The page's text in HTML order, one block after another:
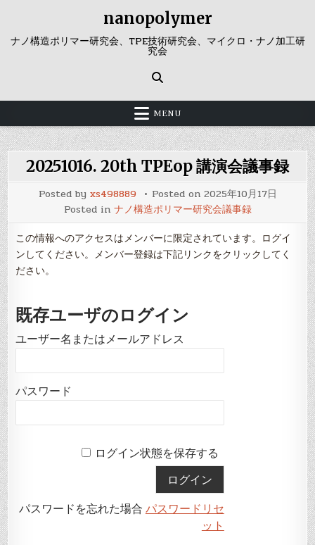
content
nanopolymer
ナノ構造ポリマー研究会、TPE技術研究会、マイクロ・ナノ加工研
究会
MENU
20251016. 20th TPEop 講演会議事録
Posted by xs498889 Posted on 2025年10月17日
Posted in ナノ構造ポリマー研究会議事録
この情報へのアクセスはメンバーに限定されています。ログイ
ンしてください。メンバー登録は下記リンクをクリックしてく
ださい。
既存ユーザのログイン
ユーザー名またはメールアドレス
パスワード
ログイン状態を保存する
パスワードを忘れた場合 パスワードリセ
ット